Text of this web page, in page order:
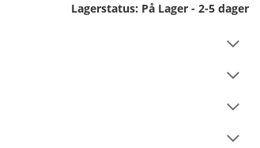
Lagerstatus: På Lager - 2-5 dager